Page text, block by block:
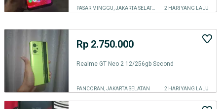
PASAR MINGGU, JAKARTA SELATAN 2 HARI YANG LALU
Rp 2.750.000
Realme GT Neo 2 12/256gb Second
PANCORAN, JAKARTA SELATAN 2 HARI YANG LALU